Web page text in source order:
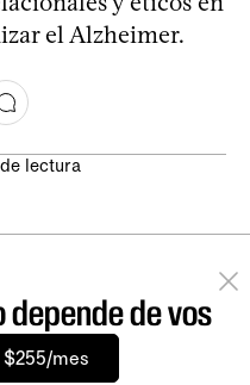
el Alzheimer.
lectura
de vos
mes